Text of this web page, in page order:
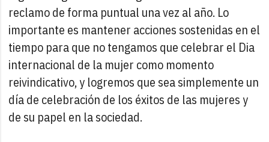
reclamo de forma puntual una vez al año. Lo
importante es mantener acciones sostenidas en el
tiempo para que no tengamos que celebrar el Dia
internacional de la mujer como momento
reivindicativo, y logremos que sea simplemente un
día de celebración de los éxitos de las mujeres y
de su papel en la sociedad.